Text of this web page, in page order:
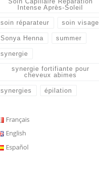
Intense Après-Soleil
soin réparateur soin visage
Sonya Henna summer
synergie
synergie fortifiante pour
cheveux abimes
synergies épilation
Français
English
Español